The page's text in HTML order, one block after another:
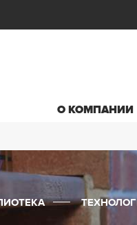
О КОМПАНИИ